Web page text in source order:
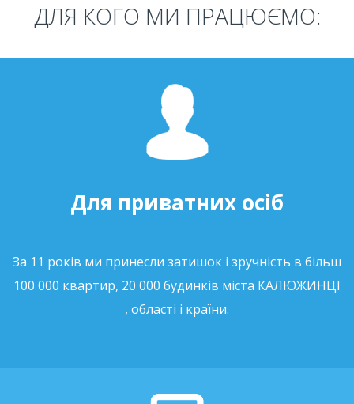
ДЛЯ КОГО МИ ПРАЦЮЄМО:
Для приватних осіб
За 11 років ми принесли затишок і зручність в більш
100 000 квартир, 20 000 будинків міста КАЛЮЖИНЦІ
, області і країни.